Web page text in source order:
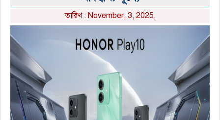
তারিখ : November, 3, 2025,